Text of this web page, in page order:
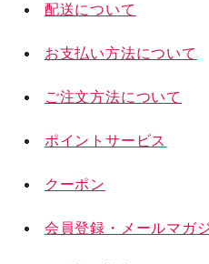
配送について
お支払い方法について
ご注文方法について
ポイントサービス
クーポン
会員登録・メールマガ